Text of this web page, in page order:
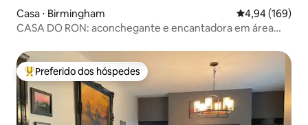
Casa ⋅ Birmingham 4,94 de uma
4,94 (169)
CASA DO RON: aconchegante e encantadora em área
Entre os melhores preferidos dos hóspedes
Preferido dos hóspedes